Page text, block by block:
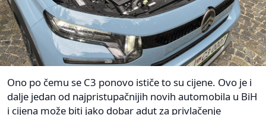
Ono po čemu se C3 ponovo ističe to su cijene. Ovo je i
dalje jedan od najpristupačnijih novih automobila u BiH
i cijena može biti jako dobar adut za privlačenje